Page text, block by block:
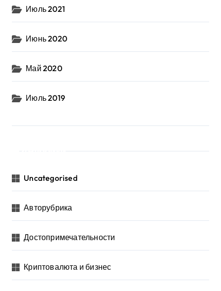
Июль 2021
Июнь 2020
Май 2020
Июль 2019
Uncategorised
Авторубрика
Достопримечательности
Криптовалюта и бизнес